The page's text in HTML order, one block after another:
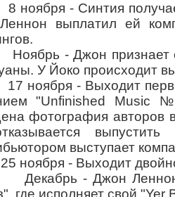
- Синтия
выплатил ей
- Джон признает
У Йоко происходит
- Выходит
"Unfinished Music
фотография авторов
выступает
- Выходит
- Джон Леннон
где исполняет свой